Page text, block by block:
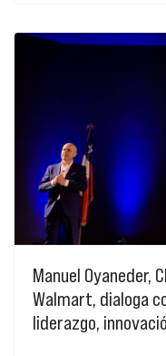
Manuel Oyaneder,
Walmart, dialoga
liderazgo,